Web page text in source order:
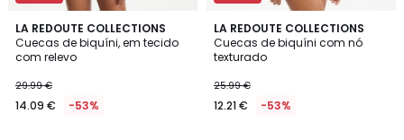
LA REDOUTE COLLECTIONS
Cuecas de biquíni, em tecido
com relevo
29.99 €
14.09 € -53%
3
/
5
LA REDOUTE COLLECTIONS
Cuecas de biquíni com nó
texturado
25.99 €
12.21 € -53%
5
/
5
2
Cores